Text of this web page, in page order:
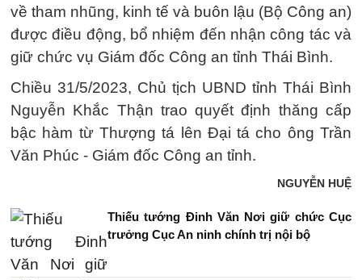
về tham nhũng, kinh tế và buôn lậu (Bộ Công an)
được điều động, bổ nhiệm đến nhận công tác và
giữ chức vụ Giám đốc Công an tỉnh Thái Bình.
Chiều 31/5/2023, Chủ tịch UBND tỉnh Thái Bình
Nguyễn Khắc Thận trao quyết định thăng cấp
bậc hàm từ Thượng tá lên Đại tá cho ông Trần
Văn Phúc - Giám đốc Công an tỉnh.
NGUYỄN HUỆ
Thiếu tướng Đinh Văn Nơi giữ chức Cục
trưởng Cục An ninh chính trị nội bộ